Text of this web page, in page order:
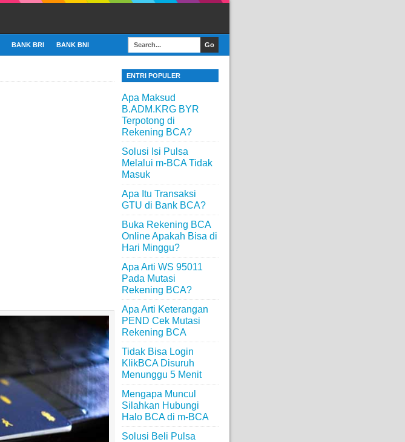
BANK BRI BANK BNI
ENTRI POPULER
Apa Maksud
B.ADM.KRG BYR
Terpotong di
Rekening BCA?
Solusi Isi Pulsa
Melalui m-BCA Tidak
Masuk
Apa Itu Transaksi
GTU di Bank BCA?
Buka Rekening BCA
Online Apakah Bisa di
Hari Minggu?
Apa Arti WS 95011
Pada Mutasi
Rekening BCA?
Apa Arti Keterangan
PEND Cek Mutasi
Rekening BCA
Tidak Bisa Login
KlikBCA Disuruh
Menunggu 5 Menit
Mengapa Muncul
Silahkan Hubungi
Halo BCA di m-BCA
Solusi Beli Pulsa